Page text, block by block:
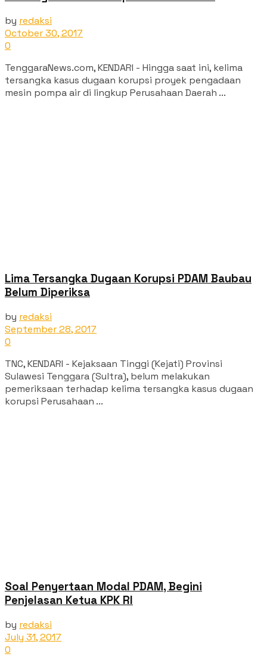
by redaksi
October 30, 2017
0
TenggaraNews.com, KENDARI - Hingga saat ini, kelima
tersangka kasus dugaan korupsi proyek pengadaan
mesin pompa air di lingkup Perusahaan Daerah ...
Lima Tersangka Dugaan Korupsi PDAM Baubau
Belum Diperiksa
by redaksi
September 28, 2017
0
TNC, KENDARI - Kejaksaan Tinggi (Kejati) Provinsi
Sulawesi Tenggara (Sultra), belum melakukan
pemeriksaan terhadap kelima tersangka kasus dugaan
korupsi Perusahaan ...
Soal Penyertaan Modal PDAM, Begini
Penjelasan Ketua KPK RI
by redaksi
July 31, 2017
0